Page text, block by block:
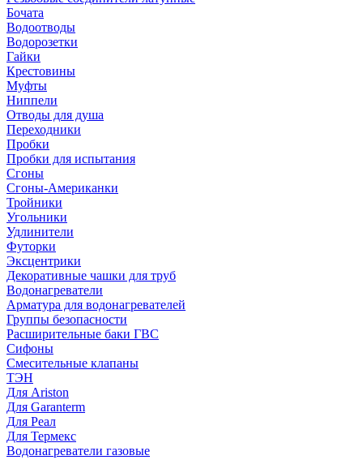
Бочата
Водоотводы
Водорозетки
Гайки
Крестовины
Муфты
Ниппели
Отводы для душа
Переходники
Пробки
Пробки для испытания
Сгоны
Сгоны-Американки
Тройники
Угольники
Удлинители
Футорки
Эксцентрики
Декоративные чашки для труб
Водонагреватели
Арматура для водонагревателей
Группы безопасности
Расширительные баки ГВС
Сифоны
Смесительные клапаны
ТЭН
Для Ariston
Для Garanterm
Для Реал
Для Термекс
Водонагреватели газовые